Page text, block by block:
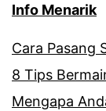
Info Menarik
Cara Pasang
8 Tips
Mengapa